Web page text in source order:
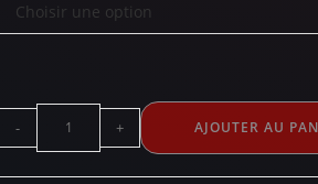
- + AJOUTER AU